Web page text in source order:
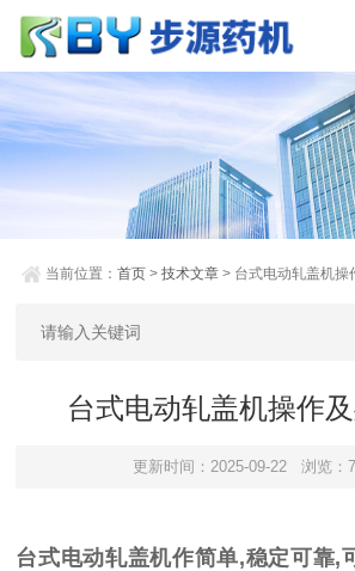
当前位置：首页 >技术文章 > 台式电动轧盖机操
台式电动轧盖机操作
更新时间：2025-09-22 浏览：
台式电动轧盖机作简单,稳定可靠,